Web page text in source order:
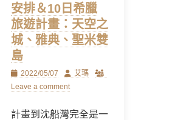
安排＆10日希臘
旅遊計畫：天空之
城、雅典、聖米雙
島
Posted
on
2022/05/07 Author
艾瑪
Leave a comment
計畫到沈船灣完全是一